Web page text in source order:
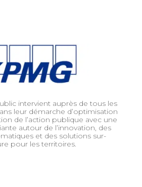
intervient auprès de tous les
leur démarche d’optimisation
de l’action publique avec une
autour de l’innovation, des
et des solutions sur-
pour les territoires.